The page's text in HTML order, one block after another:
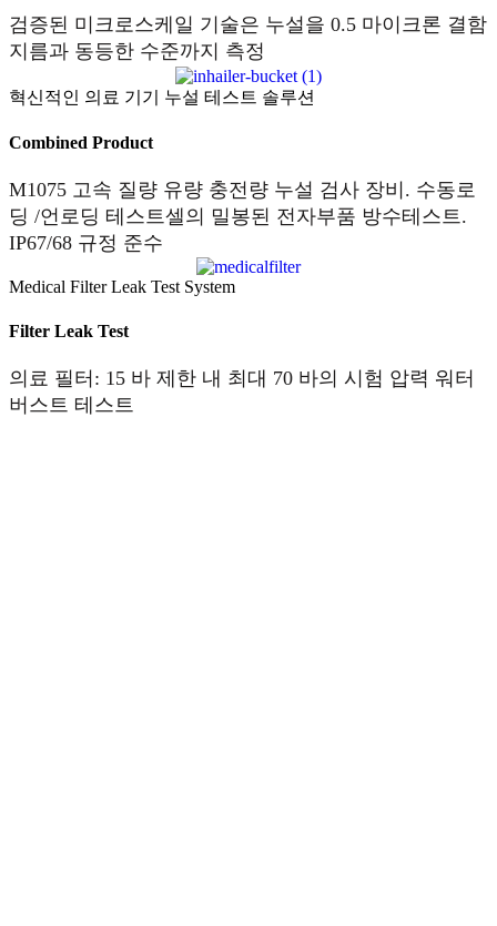
검증된 미크로스케일 기술은 누설을 0.5 마이크론 결함
지름과 동등한 수준까지 측정
혁신적인 의료 기기 누설 테스트 솔루션
Combined Product
M1075 고속 질량 유량 충전량 누설 검사 장비. 수동로
딩 /언로딩 테스트셀의 밀봉된 전자부품 방수테스트.
IP67/68 규정 준수
Medical Filter Leak Test System
Filter Leak Test
의료 필터: 15 바 제한 내 최대 70 바의 시험 압력 워터
버스트 테스트